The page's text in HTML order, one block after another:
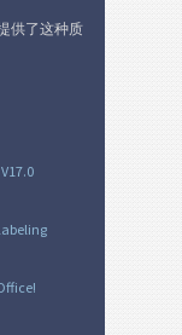
供了这种质